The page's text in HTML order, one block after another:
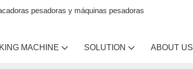
pesadoras y máquinas pesadoras
MACHINE SOLUTION ABOUT US